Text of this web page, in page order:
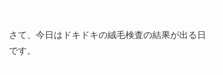
さて、今日はドキドキの絨毛検査の結果が出る日
です。